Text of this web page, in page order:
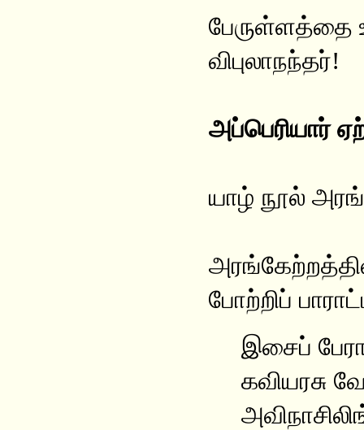
பேருள்ளத்தை
விபுலாநந்தர்!
அப்பெரியார்
யாழ் நூல்
போற்றிப்
இசைப்
கவியரசு